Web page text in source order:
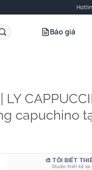
Báo giá
LY
capuchino
🎨 TÔI BIẾT
Studio thiết kế tại